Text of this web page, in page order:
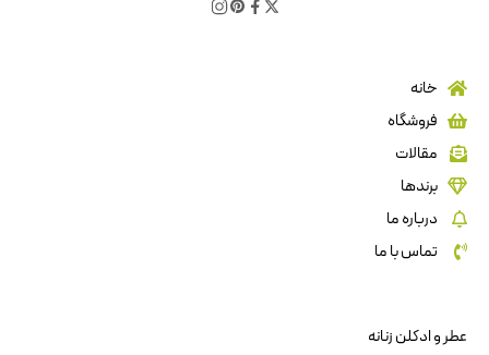
خانه
فروشگاه
مقالات
برندها
درباره ما
تماس با ما
عطر و ادکلن زنانه